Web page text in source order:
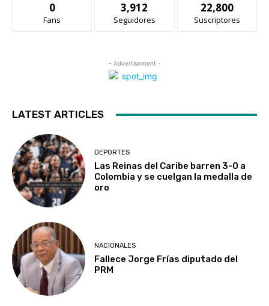
0
Fans
3,912
Seguidores
22,800
Suscriptores
- Advertisement -
LATEST ARTICLES
DEPORTES
Las Reinas del Caribe barren 3-0 a
Colombia y se cuelgan la medalla de
oro
NACIONALES
Fallece Jorge Frías diputado del
PRM